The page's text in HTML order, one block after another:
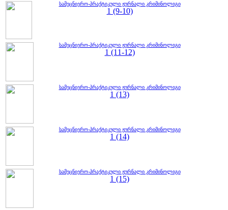
სამეცნიერო-პრაქტიკული ჟურნალი კრიმინოლიგი
1 (9-10)
სამეცნიერო-პრაქტიკული ჟურნალი კრიმინოლიგი
1 (11-12)
სამეცნიერო-პრაქტიკული ჟურნალი კრიმინოლიგი
1 (13)
სამეცნიერო-პრაქტიკული ჟურნალი კრიმინოლიგი
1 (14)
სამეცნიერო-პრაქტიკული ჟურნალი კრიმინოლიგი
1 (15)